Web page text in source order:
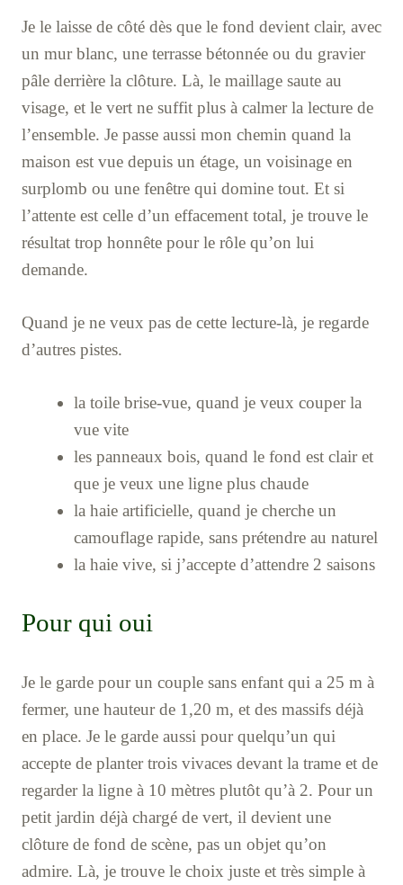
Je le laisse de côté dès que le fond devient clair, avec
un mur blanc, une terrasse bétonnée ou du gravier
pâle derrière la clôture. Là, le maillage saute au
visage, et le vert ne suffit plus à calmer la lecture de
l’ensemble. Je passe aussi mon chemin quand la
maison est vue depuis un étage, un voisinage en
surplomb ou une fenêtre qui domine tout. Et si
l’attente est celle d’un effacement total, je trouve le
résultat trop honnête pour le rôle qu’on lui
demande.
Quand je ne veux pas de cette lecture-là, je regarde
d’autres pistes.
la toile brise-vue, quand je veux couper la
vue vite
les panneaux bois, quand le fond est clair et
que je veux une ligne plus chaude
la haie artificielle, quand je cherche un
camouflage rapide, sans prétendre au naturel
la haie vive, si j’accepte d’attendre 2 saisons
Pour qui oui
Je le garde pour un couple sans enfant qui a 25 m à
fermer, une hauteur de 1,20 m, et des massifs déjà
en place. Je le garde aussi pour quelqu’un qui
accepte de planter trois vivaces devant la trame et de
regarder la ligne à 10 mètres plutôt qu’à 2. Pour un
petit jardin déjà chargé de vert, il devient une
clôture de fond de scène, pas un objet qu’on
admire. Là, je trouve le choix juste et très simple à